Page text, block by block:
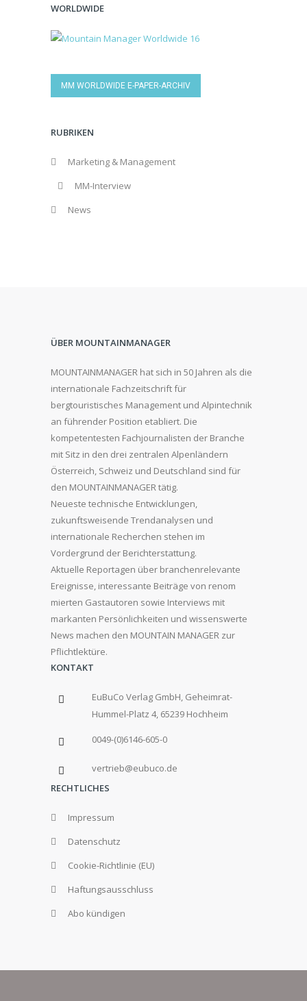
WORLDWIDE
MM WORLDWIDE E-PAPER-ARCHIV
RUBRIKEN
Marketing & Management
MM-Interview
News
ÜBER MOUNTAINMANAGER
MOUNTAINMANAGER hat sich in 50 Jahren als die
internationale Fachzeitschrift für
bergtouristisches Management und Alpintechnik
an führender Position etabliert. Die
kompetentesten Fachjournalisten der Branche
mit Sitz in den drei zentralen Alpenländern
Österreich, Schweiz und Deutschland sind für
den MOUNTAINMANAGER tätig.
Neueste technische Entwicklungen,
zukunftsweisende Trendanalysen und
internationale Recherchen stehen im
Vordergrund der Berichterstattung.
Aktuelle Reportagen über branchenrelevante
Ereignisse, interessante Beiträge von renom
mierten Gastautoren sowie Interviews mit
markanten Persönlichkeiten und wissenswerte
News machen den MOUNTAIN MANAGER zur
Pflichtlektüre.
KONTAKT
EuBuCo Verlag GmbH, Geheimrat-
Hummel-Platz 4, 65239 Hochheim
0049-(0)6146-605-0
vertrieb@eubuco.de
RECHTLICHES
Impressum
Datenschutz
Cookie-Richtlinie (EU)
Haftungsausschluss
Abo kündigen